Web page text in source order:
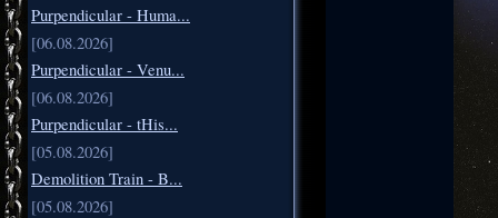
Purpendicular - Huma...
[06.08.2026]
Purpendicular - Venu...
[06.08.2026]
Purpendicular - tHis...
[05.08.2026]
Demolition Train - B...
[05.08.2026]